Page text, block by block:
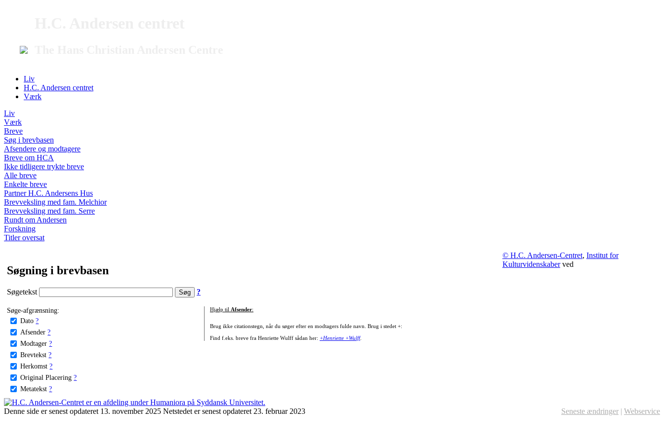
Liv
H.C. Andersen centret
Værk
Liv
Værk
Breve
Søg i brevbasen
Afsendere og modtagere
Breve om HCA
Ikke tidligere trykte breve
Alle breve
Enkelte breve
Partner H.C. Andersens Hus
Brevveksling med fam. Melchior
Brevveksling med fam. Serre
Rundt om Andersen
Forskning
Titler oversat
Søgning i brevbasen
Søgetekst ?
Søge-afgrænsning:
Dato ?
Afsender ?
Modtager ?
Brevtekst ?
Herkomst ?
Original Placering ?
Metatekst ?
Hjælp til Afsender:
Brug ikke citationstegn, når du søger efter en modtagers fulde navn. Brug i stedet +:
Find f.eks. breve fra Henriette Wulff sådan her: +Henriette +Wulff.
© H.C. Andersen-Centret, Institut for
Kulturvidenskaberved
Denne side er senest opdateret 13. november 2025 Netstedet er senest opdateret 23. februar 2023 Seneste ændringer | Webservice